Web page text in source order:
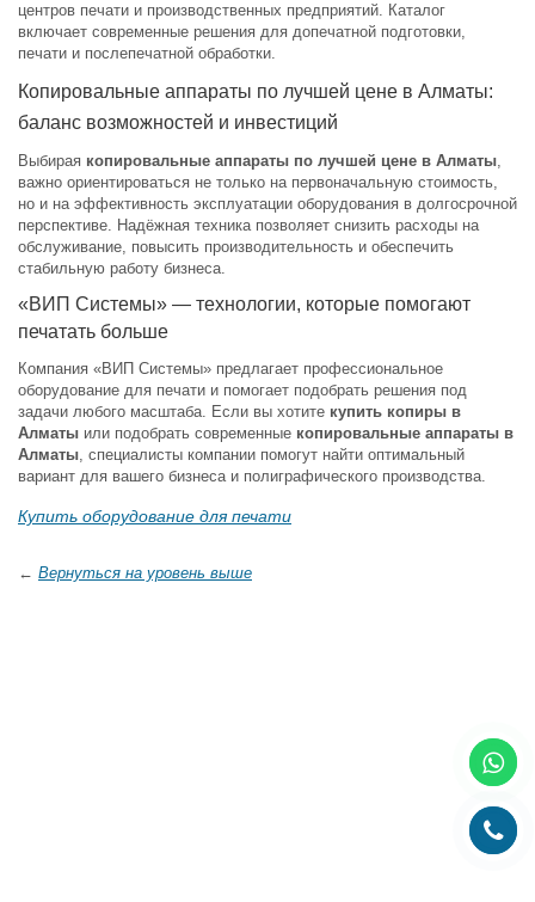
центров печати и производственных предприятий. Каталог
включает современные решения для допечатной подготовки,
печати и послепечатной обработки.
Копировальные аппараты по лучшей цене в Алматы:
баланс возможностей и инвестиций
Выбирая копировальные аппараты по лучшей цене в Алматы,
важно ориентироваться не только на первоначальную стоимость,
но и на эффективность эксплуатации оборудования в долгосрочной
перспективе. Надёжная техника позволяет снизить расходы на
обслуживание, повысить производительность и обеспечить
стабильную работу бизнеса.
«ВИП Системы» — технологии, которые помогают
печатать больше
Компания «ВИП Системы» предлагает профессиональное
оборудование для печати и помогает подобрать решения под
задачи любого масштаба. Если вы хотите купить копиры в
Алматы или подобрать современные копировальные аппараты в
Алматы, специалисты компании помогут найти оптимальный
вариант для вашего бизнеса и полиграфического производства.
Купить оборудование для печати
← Вернуться на уровень выше